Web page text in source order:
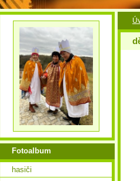
Fotoalbum
hasiči